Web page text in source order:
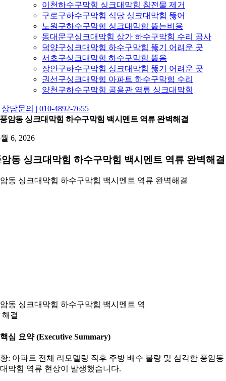
이천하수구막힘 싱크대막힘 침전물 제거
구로구하수구막힘 식당 싱크대막힘 뚫어
노원구하수구막힘 싱크대막힘 뚫는비용
동대문구싱크대막힘 상가 하수구막힘 수리 공사
덕양구싱크대막힘 하수구막힘 뚫기 어려운 곳
서초구싱크대막힘 하수구막힘 뚫음
장안구하수구막힘 싱크대막힘 뚫기 어려운 곳
권선구싱크대막힘 아파트 하수구막힘 수리
양천구하수구막힘 공용관 역류 싱크대막힘
상담문의 | 010-4892-7655
풍암동 싱크대막힘 하수구막힘 백시멘트 역류 완벽해결
6, 2026
동 싱크대막힘 하수구막힘 백시멘트 역류 완벽해결
동 싱크대막힘 하수구막힘 백시멘트 역류 완벽해결
동 싱크대막힘 하수구막힘 백시멘트 역
해결
심 요약 (Executive Summary)
: 아파트 전체 리모델링 직후 주방 배수 불량 및 심각한 풍암동
막힘 역류 현상이 발생했습니다.